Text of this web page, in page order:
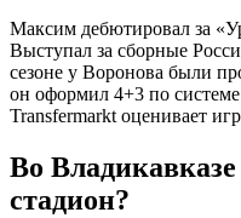
Максим дебютировал за
Выступал за сборные
сезоне у Воронова были
он оформил 4+3 по
Transfermarkt оценивает
Во
стадион?